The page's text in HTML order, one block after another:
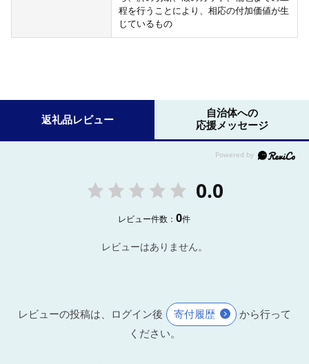
程を行うことにより、相応の付加価値が生
じているもの
返礼品レビュー
自治体への
応援メッセージ
0.0
レビュー件数：0件
レビューはありません。
レビューの投稿は、ログイン後 寄付履歴
から行って
ください。